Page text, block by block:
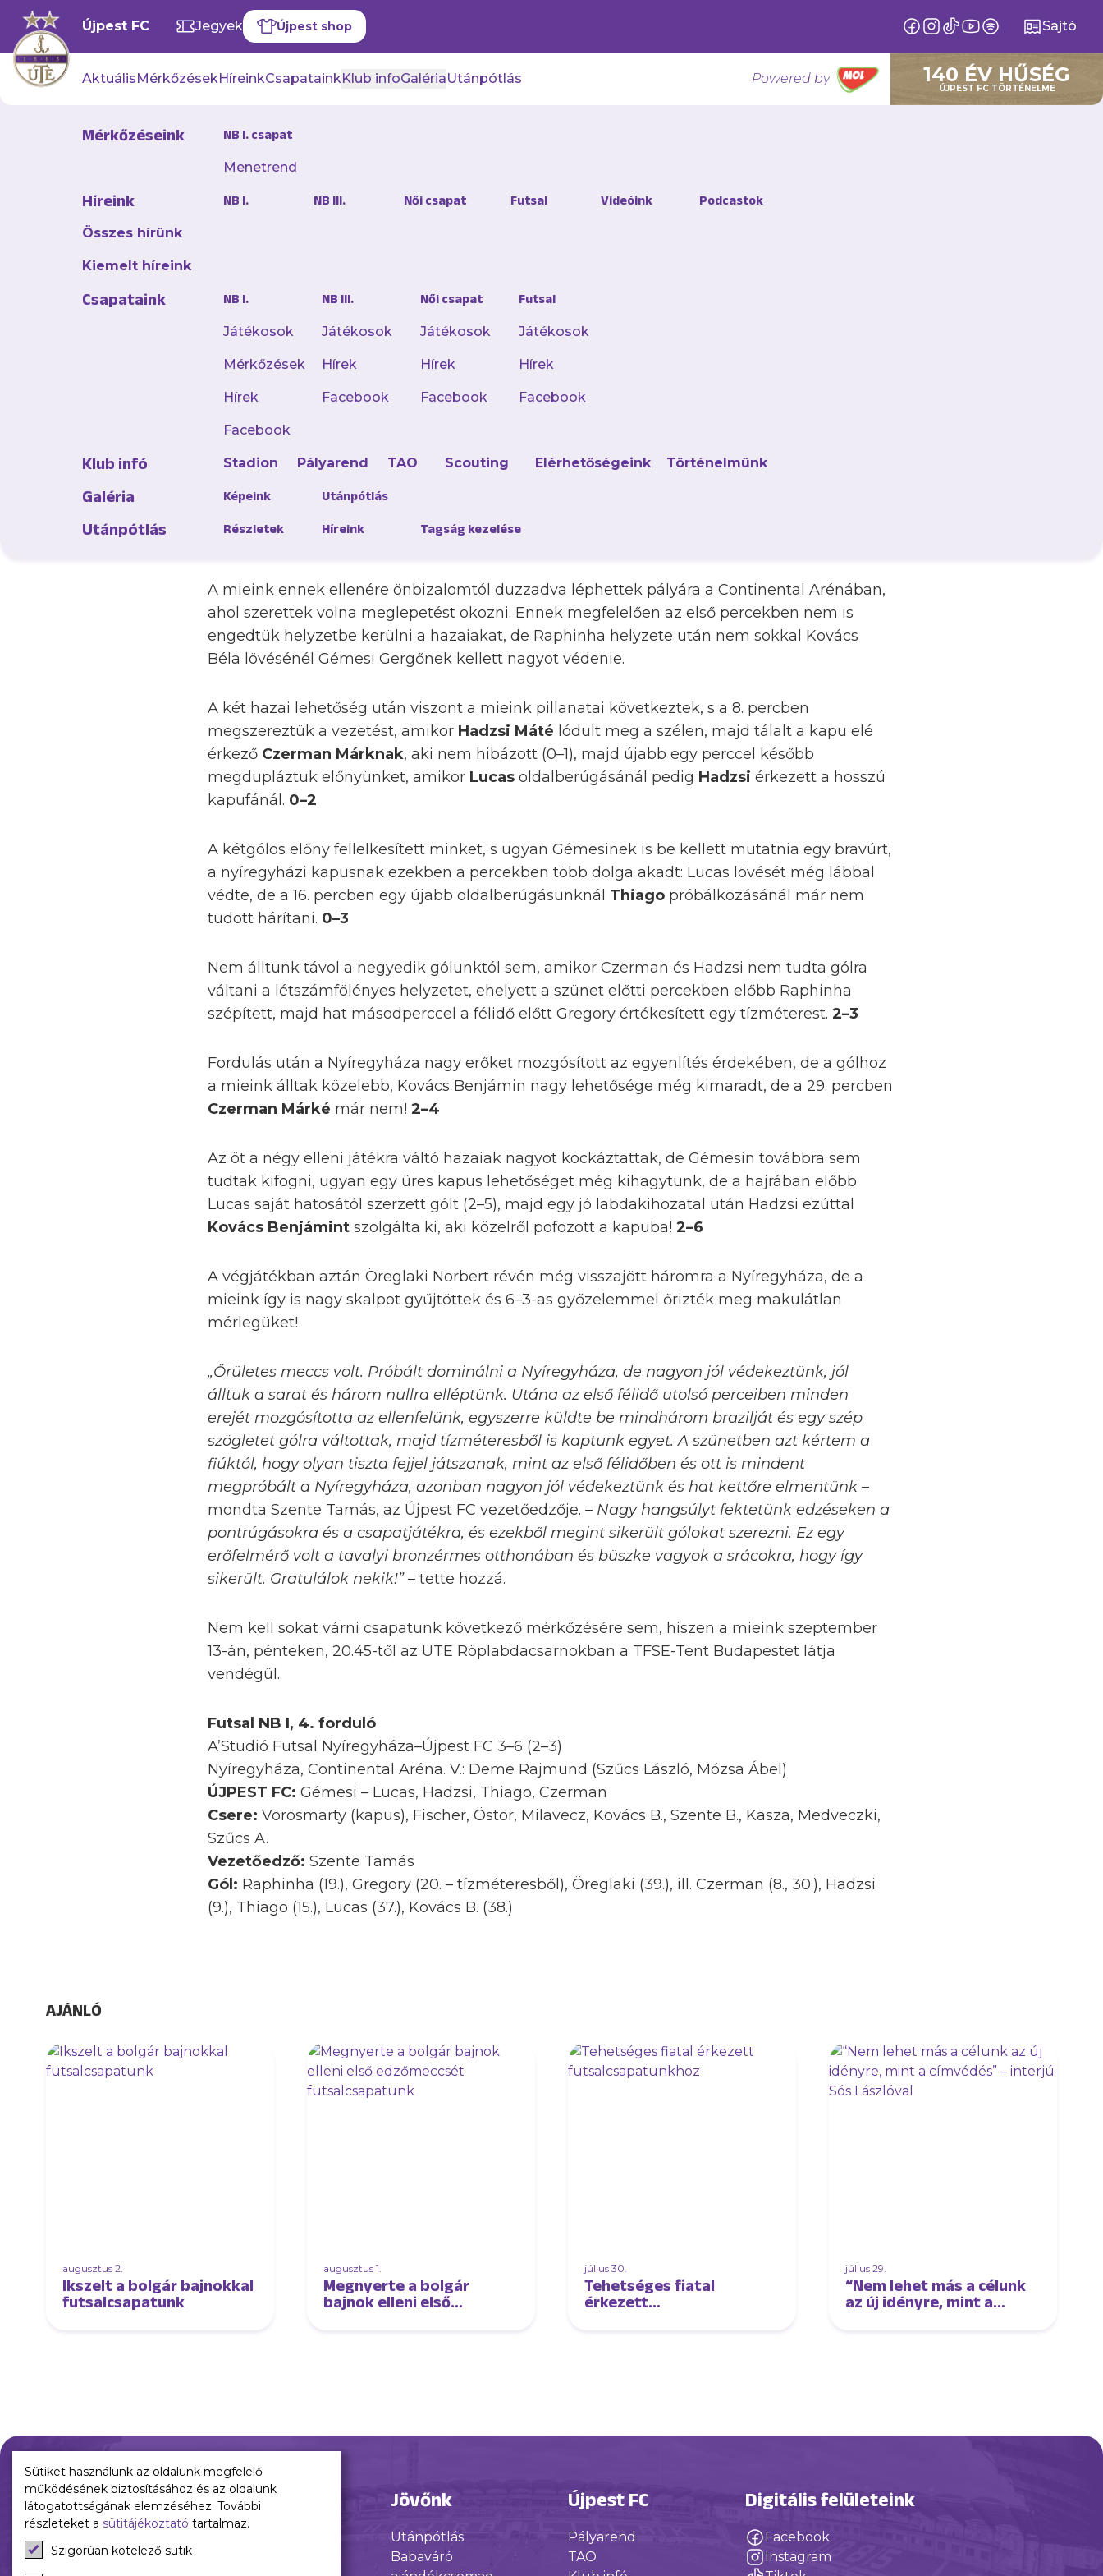
Újpest FC Jegyek Újpest shop Sajtó
AktuálisMérkőzésekHíreinkCsapatainkKlub infoGalériaUtánpótlás Powered by 140 ÉV HŰSÉG
ÚJPEST FC TÖRTÉNELME
Mérkőzéseink NB I. csapat
Menetrend
Híreink
Összes hírünk
Kiemelt híreink
NB I. NB III. Női csapat Futsal Videóink Podcastok
Csapataink NB I.
Játékosok
Mérkőzések
Hírek
Facebook
NB III.
Játékosok
Hírek
Facebook
Női csapat
Játékosok
Hírek
Facebook
Futsal
Játékosok
Hírek
Facebook
Klub infó Stadion Pályarend TAO Scouting Elérhetőségeink Történelmünk
Galéria Képeink Utánpótlás
Utánpótlás Részletek Híreink Tagság kezelése
Bravúr! Nyíregyházán győzött futsalcsapatunk
vendégeként győzött 6–3-ra!
Ne tévesszen meg senkit a jelenlegi tabella, kőkemény mérkőzés várt az eddig
Nyíregyháza vendégeként léptek pályára Hadzsi Mátéék. A vendéglátó ugyan még csupán
egy ponttal állt, de az eddigi három körben az előző idény három „elődöntősével”, a címvédő
Berettyóújfaluval (2–2) csapott össze.
A mieink ennek ellenére önbizalomtól duzzadva léphettek pályára a Continental Arénában,
ahol szerettek volna meglepetést okozni. Ennek megfelelően az első percekben nem is
engedtük helyzetbe kerülni a hazaiakat, de Raphinha helyzete után nem sokkal Kovács
Béla lövésénél Gémesi Gergőnek kellett nagyot védenie.
A két hazai lehetőség után viszont a mieink pillanatai következtek, s a 8. percben
megszereztük a vezetést, amikor Hadzsi Máté lódult meg a szélen, majd tálalt a kapu elé
érkező Czerman Márknak, aki nem hibázott (0–1), majd újabb egy perccel később
megdupláztuk előnyünket, amikor Lucasoldalberúgásánál pedig Hadzsi érkezett a hosszú
kapufánál. 0–2
A kétgólos előny fellelkesített minket, s ugyan Gémesinek is be kellett mutatnia egy bravúrt,
a nyíregyházi kapusnak ezekben a percekben több dolga akadt: Lucas lövését még lábbal
védte, de a 16. percben egy újabb oldalberúgásunknál Thiago próbálkozásánál már nem
tudott hárítani. 0–3
Nem álltunk távol a negyedik gólunktól sem, amikor Czerman és Hadzsi nem tudta gólra
váltani a létszámfölényes helyzetet, ehelyett a szünet előtti percekben előbb Raphinha
szépített, majd hat másodperccel a félidő előtt Gregory értékesített egy tízméterest.2–3
Fordulás után a Nyíregyháza nagy erőket mozgósított az egyenlítés érdekében, de a gólhoz
a mieink álltak közelebb, Kovács Benjámin nagy lehetősége még kimaradt, de a 29. percben
Czerman Márké már nem!2–4
Az öt a négy elleni játékra váltó hazaiak nagyot kockáztattak, de Gémesin továbbra sem
tudtak kifogni, ugyan egy üres kapus lehetőséget még kihagytunk, de a hajrában előbb
Lucas saját hatosától szerzett gólt (2–5), majd egy jó labdakihozatal után Hadzsi ezúttal
Kovács Benjámint szolgálta ki, aki közelről pofozott a kapuba!2–6
A végjátékban aztán Öreglaki Norbert révén még visszajött háromra a Nyíregyháza, de a
mieink így is nagy skalpot gyűjtöttek és 6–3-as győzelemmel őrizték meg makulátlan
mérlegüket!
„Őrületes meccs volt. Próbált dominálni a Nyíregyháza, de nagyon jól védekeztünk, jól
álltuk a sarat és három nullra elléptünk. Utána az első félidő utolsó perceiben minden
erejét mozgósította az ellenfelünk, egyszerre küldte be mindhárom brazilját és egy szép
szögletet gólra váltottak, majd tízméteresből is kaptunk egyet. A szünetben azt kértem a
fiúktól, hogy olyan tiszta fejjel játszanak, mint az első félidőben és ott is mindent
megpróbált a Nyíregyháza, azonban nagyon jól védekeztünk és hat kettőre elmentünk–
mondta Szente Tamás, az Újpest FC vezetőedzője. – Nagy hangsúlyt fektetünk edzéseken a
pontrúgásokra és a csapatjátékra, és ezekből megint sikerült gólokat szerezni. Ez egy
erőfelmérő volt a tavalyi bronzérmes otthonában és büszke vagyok a srácokra, hogy így
sikerült. Gratulálok nekik!”– tette hozzá.
Nem kell sokat várni csapatunk következő mérkőzésére sem, hiszen a mieink szeptember
13-án, pénteken, 20.45-től az UTE Röplabdacsarnokban a TFSE-Tent Budapestet látja
vendégül.
Futsal NB I, 4. forduló
A’Studió Futsal Nyíregyháza–Újpest FC 3–6 (2–3)
Nyíregyháza, Continental Aréna. V.: Deme Rajmund (Szűcs László, Mózsa Ábel)
ÚJPEST FC: Gémesi – Lucas, Hadzsi, Thiago, Czerman
Csere: Vörösmarty (kapus), Fischer, Östör, Milavecz, Kovács B., Szente B., Kasza, Medveczki,
Szűcs A.
Vezetőedző: Szente Tamás
Gól: Raphinha (19.), Gregory (20. – tízméteresből), Öreglaki (39.), ill. Czerman (8., 30.), Hadzsi
(9.), Thiago (15.), Lucas (37.), Kovács B. (38.)
AJÁNLÓ
augusztus 2.
Ikszelt a bolgár bajnokkal
futsalcsapatunk
augusztus 1.
Megnyerte a bolgár
bajnok elleni első
július 30.
Tehetséges fiatal
érkezett
július 29.
“Nem lehet más a célunk
az új idényre, mint a
Múltunk
Történelmünk
Jelenünk Jövőnk
Utánpótlás
Babaváró
Újpest FC
Pályarend
TAO
Digitális felületeink
Facebook
Instagram
Sütiket használunk az oldalunk megfelelő
működésének biztosításához és az oldalunk
látogatottságának elemzéséhez. További
részleteket a sütitájékoztató tartalmaz.
Szigorúan kötelező sütik